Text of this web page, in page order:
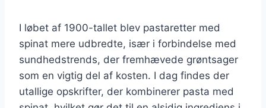
I løbet af 1900-tallet blev pastaretter med
spinat mere udbredte, især i forbindelse med
sundhedstrends, der fremhævede grøntsager
som en vigtig del af kosten. I dag findes der
utallige opskrifter, der kombinerer pasta med